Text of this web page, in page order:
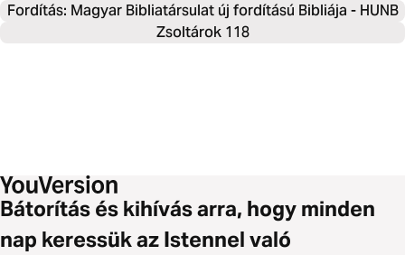
Fordítás: Magyar Bibliatársulat új fordítású Bibliája - HUNB
Zsoltárok 118
Bátorítás és kihívás arra, hogy minden
nap keressük az Istennel való